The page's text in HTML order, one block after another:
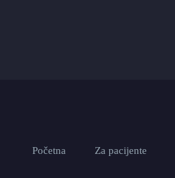
Početna Za pacijente